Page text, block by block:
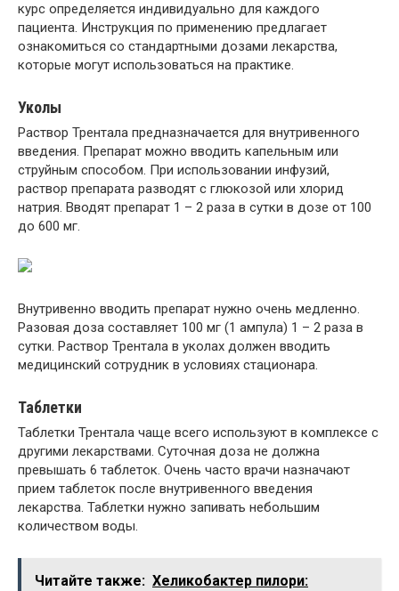
курс определяется индивидуально для каждого
пациента. Инструкция по применению предлагает
ознакомиться со стандартными дозами лекарства,
которые могут использоваться на практике.
Уколы
Раствор Трентала предназначается для внутривенного
введения. Препарат можно вводить капельным или
струйным способом. При использовании инфузий,
раствор препарата разводят с глюкозой или хлорид
натрия. Вводят препарат 1 – 2 раза в сутки в дозе от 100
до 600 мг.
Внутривенно вводить препарат нужно очень медленно.
Разовая доза составляет 100 мг (1 ампула) 1 – 2 раза в
сутки. Раствор Трентала в уколах должен вводить
медицинский сотрудник в условиях стационара.
Таблетки
Таблетки Трентала чаще всего используют в комплексе с
другими лекарствами. Суточная доза не должна
превышать 6 таблеток. Очень часто врачи назначают
прием таблеток после внутривенного введения
лекарства. Таблетки нужно запивать небольшим
количеством воды.
Читайте также: Хеликобактер пилори: